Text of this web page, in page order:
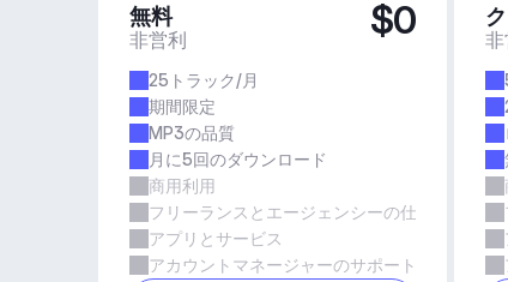
無料
非営利 $0
25トラック/月
期間限定
MP3の品質
月に5回のダウンロード
商用利用
フリーランスとエージェンシーの仕事
アプリとサービス
アカウントマネージャーのサポート